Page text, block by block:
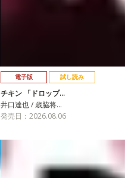
電子版 試し読み
チキン 「ドロップ…
井口達也 / 歳脇将…
発売日：2026.08.06